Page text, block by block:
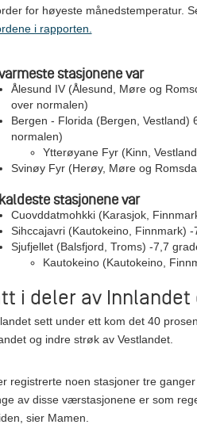
for høyeste månedstemperatur.
i rapporten.
stasjonene var
Ålesund IV (Ålesund, Møre og
over normalen)
Bergen - Florida (Bergen, Vestland)
normalen)
Ytterøyane Fyr (Kinn,
Svinøy Fyr (Herøy, Møre og
stasjonene var
Cuovddatmohkki (Karasjok,
Sihccajavri (Kautokeino, Finnmark)
Sjufjellet (Balsfjord, Troms) -7,7
Kautokeino (Kautokeino,
i deler av
sett under ett kom det 40
og indre strøk av Vestlandet.
registrerte noen stasjoner tre
av disse værstasjonene er som
sier Mamen.